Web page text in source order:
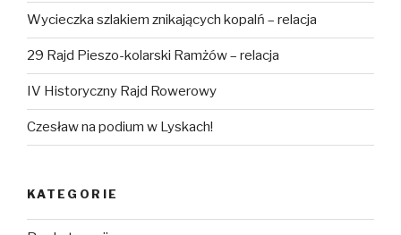
Wycieczka szlakiem znikających kopalń – relacja
29 Rajd Pieszo-kolarski Ramżów – relacja
IV Historyczny Rajd Rowerowy
Czesław na podium w Lyskach!
KATEGORIE